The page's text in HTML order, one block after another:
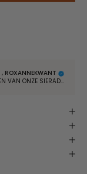
, ROXANNEKWANT
EN 29K+ ANDERE VOLGERS HOUDEN VAN ONZE SIERADEN